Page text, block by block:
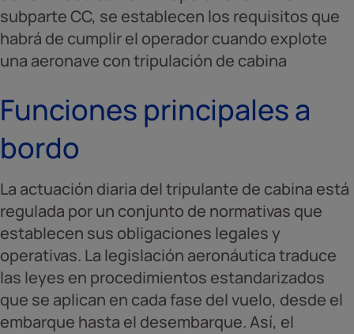
subparte CC, se establecen los requisitos que
habrá de cumplir el operador cuando explote
una aeronave con tripulación de cabina
Funciones principales a
bordo
La actuación diaria del tripulante de cabina está
regulada por un conjunto de normativas que
establecen sus obligaciones legales y
operativas. La legislación aeronáutica traduce
las leyes en procedimientos estandarizados
que se aplican en cada fase del vuelo, desde el
embarque hasta el desembarque. Así, el